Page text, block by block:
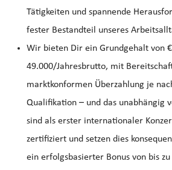
Tätigkeiten und spannende
fester Bestandteil unseres
Wir bieten Dir ein Grundgehalt von €
49.000/Jahresbrutto, mit
marktkonformen Überzahlung je
Qualifikation – und das unabhängig
sind als erster internationaler
zertifiziert und setzen dies
ein erfolgsbasierter Bonus von bis